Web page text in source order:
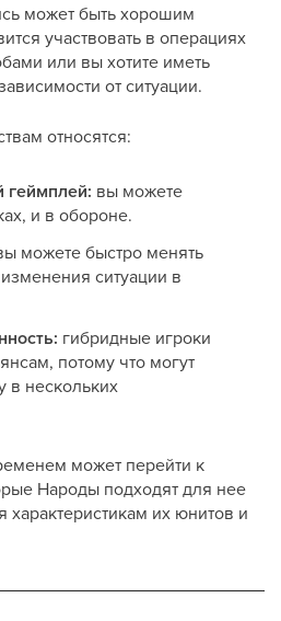
может быть хорошим
участвовать в операциях
или вы хотите иметь
от ситуации.
относятся:
геймплей: вы можете
и в обороне.
можете быстро менять
ситуации в
гибридные игроки
потому что могут
в нескольких
может перейти к
Народы подходят для нее
их юнитов и